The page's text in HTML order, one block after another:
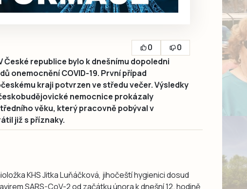
0
0
V České republice bylo k dnešnímu dopoledni
onemocnění COVID-19. První případ
kraji potvrzen ve středu večer. Výsledky
nemocnice prokázaly
věku, který pracovně pobýval v
již s příznaky.
KHS Jitka Luňáčková, jihočeští hygienici dosud
SARS-CoV-2 od začátku února k dnešní 12. hodině